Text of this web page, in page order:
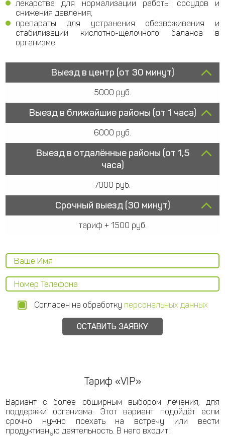
лекарства для нормализации работы сосудов и
снижения давления;
препараты для устранения обезвоживания и
стабилизации кислотно-щелочного баланса в
организме.
Выезд в центр (от 30 минут)
5000 руб.
Выезд в ближайшие районы (от 1 часа)
6000 руб.
Выезд в отдалённые районы (от 1,5
часа)
7000 руб.
Срочный выезд (30 минут)
тариф + 1500 руб.
Согласен на обработку персональных данных
Тариф «VIP»
Вариант с более обширным выбором лечения, для
поддержки организма. Этот вариант подойдёт если
срочно нужно поехать на встречу или вести
продуктивную деятельность. В него входит: